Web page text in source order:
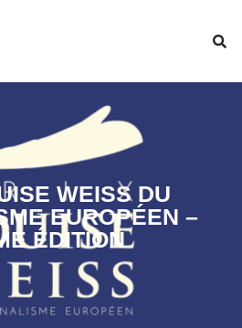
WEISS DU
EUROPÉEN –
ÉDITION